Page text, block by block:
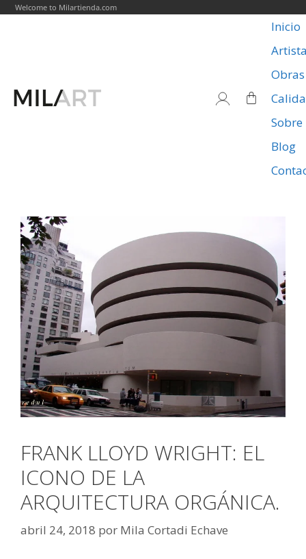
Welcome to Milartienda.com
Inicio
Obras
Blog
FRANK LLOYD WRIGHT: EL
ICONO DE LA
ARQUITECTURA ORGÁNICA.
abril 24, 2018 por Mila Cortadi Echave